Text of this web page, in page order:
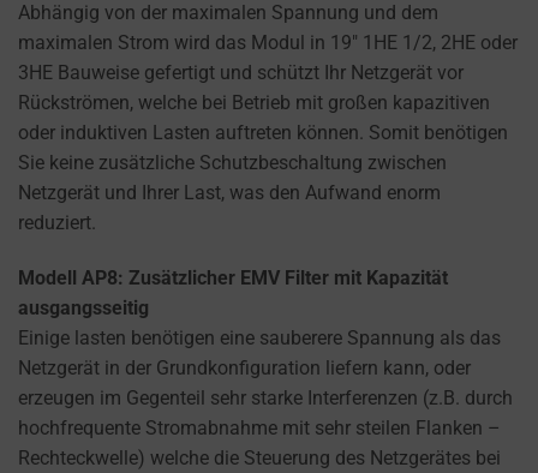
Abhängig von der maximalen Spannung und dem
maximalen Strom wird das Modul in 19″ 1HE 1/2, 2HE oder
3HE Bauweise gefertigt und schützt Ihr Netzgerät vor
Rückströmen, welche bei Betrieb mit großen kapazitiven
oder induktiven Lasten auftreten können. Somit benötigen
Sie keine zusätzliche Schutzbeschaltung zwischen
Netzgerät und Ihrer Last, was den Aufwand enorm
reduziert.
Modell AP8: Zusätzlicher EMV Filter mit Kapazität
ausgangsseitig
Einige lasten benötigen eine sauberere Spannung als das
Netzgerät in der Grundkonfiguration liefern kann, oder
erzeugen im Gegenteil sehr starke Interferenzen (z.B. durch
hochfrequente Stromabnahme mit sehr steilen Flanken –
Rechteckwelle) welche die Steuerung des Netzgerätes bei